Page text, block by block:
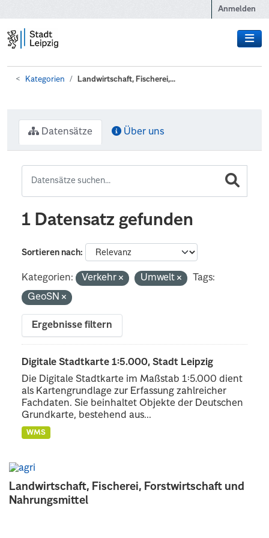
Anmelden
Kategorien Landwirtschaft, Fischerei,...
Landwirtschaft, Fischerei, Forstwirtschaft und
Nahrungsmittel
Datensätze Über uns
1 Datensatz gefunden
Sortieren nach
Kategorien: Verkehr Umwelt
Tags:
GeoSN
Ergebnisse filtern
Digitale Stadtkarte 1:5.000, Stadt Leipzig
Die Digitale Stadtkarte im Maßstab 1:5.000 dient
als Kartengrundlage zur Erfassung zahlreicher
Fachdaten. Sie beinhaltet Objekte der Deutschen
Grundkarte, bestehend aus...
WMS